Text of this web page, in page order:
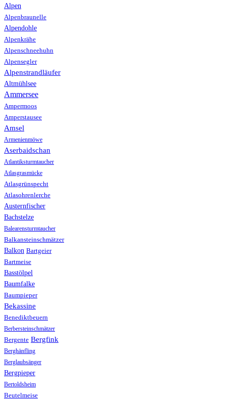
Alpen
Alpenbraunelle
Alpendohle
Alpenkrähe
Alpenschneehuhn
Alpensegler
Alpenstrandläufer
Altmühlsee
Ammersee
Ampermoos
Amperstausee
Amsel
Armenienmöwe
Aserbaidschan
Atlantiksturmtaucher
Atlasgrasmücke
Atlasgrünspecht
Atlasohrenlerche
Austernfischer
Bachstelze
Balearensturmtaucher
Balkansteinschmätzer
Balkon Bartgeier
Bartmeise
Basstölpel
Baumfalke
Baumpieper
Bekassine
Benediktbeuern
Berbersteinschmätzer
Bergente Bergfink
Berghänfling
Berglaubsänger
Bergpieper
Bertoldsheim
Beutelmeise